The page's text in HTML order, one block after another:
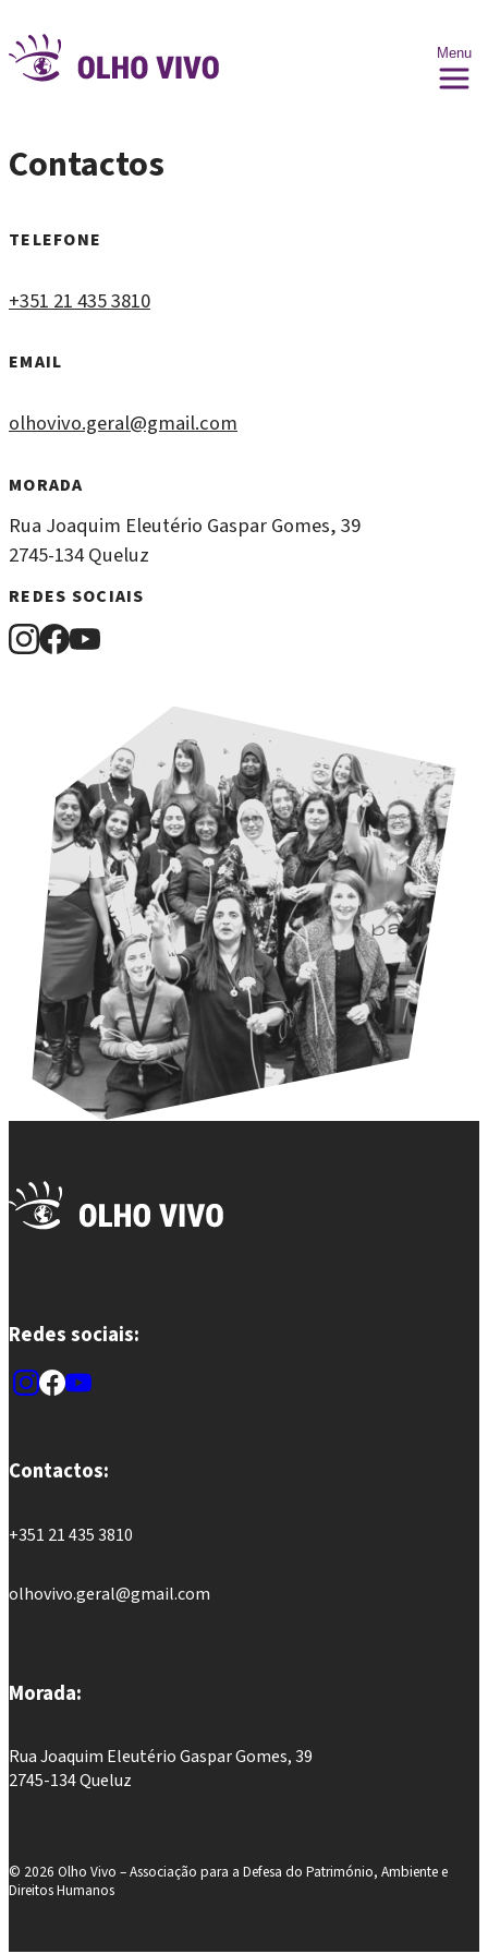
Menu
Contactos
TELEFONE
+351 21 435 3810
EMAIL
olhovivo.geral@gmail.com
MORADA
Rua Joaquim Eleutério Gaspar Gomes, 39
2745-134 Queluz
REDES SOCIAIS
Redes sociais:
Contactos:
+351 21 435 3810
olhovivo.geral@gmail.com
Morada:
Rua Joaquim Eleutério Gaspar Gomes, 39
2745-134 Queluz
© 2026 Olho Vivo – Associação para a Defesa do Património, Ambiente e
Direitos Humanos